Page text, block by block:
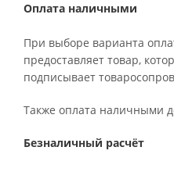
Оплата наличными
При выборе варианта
предоставляет товар,
подписывает
Также оплата наличными
Безналичный расчёт